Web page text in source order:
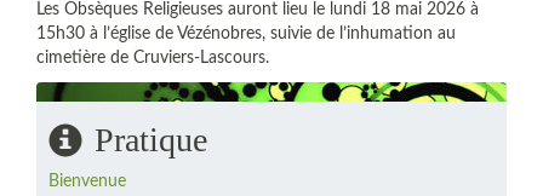
Les Obsèques Religieuses auront lieu le lundi 18 mai 2026 à
15h30 à l’église de Vézénobres, suivie de l’inhumation au
cimetière de Cruviers-Lascours.
Pratique
Bienvenue